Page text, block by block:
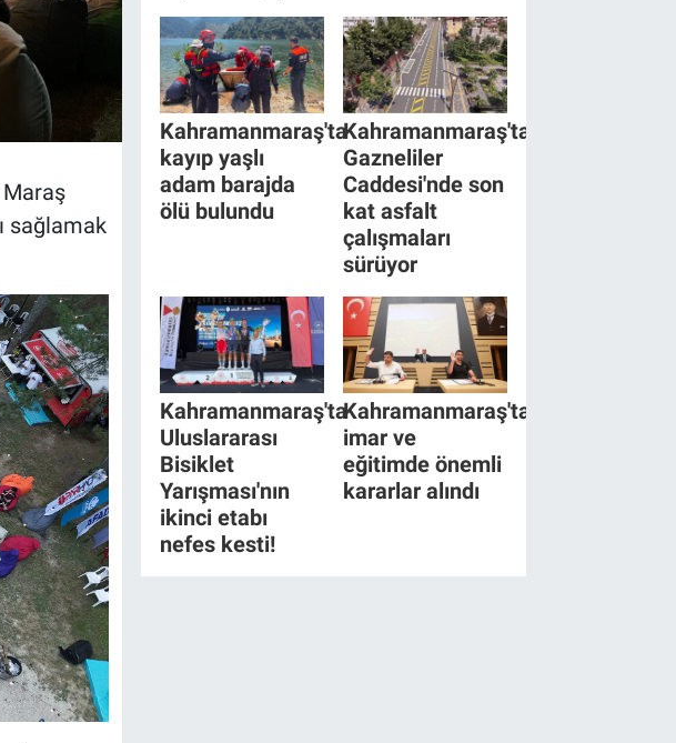
sağlamak
Kahramanmaraş'ta
kayıp yaşlı
adam barajda
ölü bulundu
Kahramanmaraş'ta
Gazneliler
Caddesi'nde son
kat asfalt
çalışmaları
sürüyor
Kahramanmaraş'ta
Uluslararası
Bisiklet
Yarışması'nın
ikinci etabı
nefes kesti!
Kahramanmaraş'ta
imar ve
eğitimde önemli
kararlar alındı